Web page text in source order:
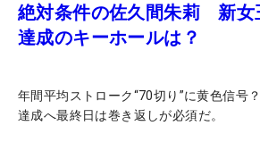
絶対条件の佐久間朱莉 新女
達成のキーホールは？
年間平均ストローク“70切り”に黄色信
達成へ最終日は巻き返しが必須だ。